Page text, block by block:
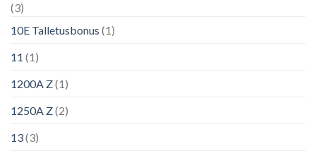
(3)
10E Talletusbonus (1)
11 (1)
1200A Z(1)
1250A Z(2)
13(3)